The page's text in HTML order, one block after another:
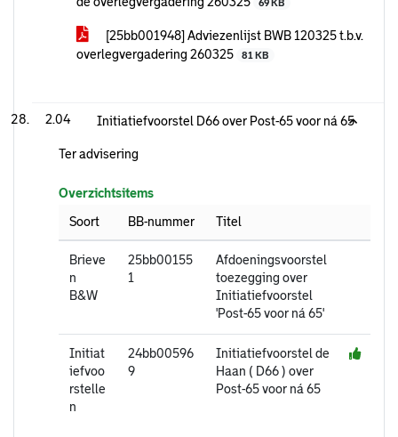
69 KB
[25bb001948] Adviezenlijst BWB 120325 t.b.v.
overlegvergadering 260325
81 KB
2.04 Initiatiefvoorstel D66 over Post-65 voor ná 65
Ter advisering
Overzichtsitems
Soort
BB-nummer Titel
Brieve
n
B&W
25bb00155
1
Afdoeningsvoorstel
toezegging over
Initiatiefvoorstel
'Post-65 voor ná 65'
Initiat
iefvoo
rstelle
n
24bb00596
9
Initiatiefvoorstel de
Haan ( D66 ) over
Post-65 voor ná 65